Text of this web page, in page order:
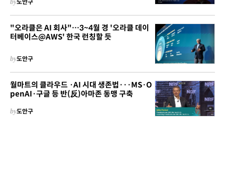
by도안구
"오라클은 AI 회사"…3~4월 경 '오라클 데이
터베이스@AWS' 한국 런칭할 듯
by도안구
월마트의 클라우드 ·AI 시대 생존법···MS·O
penAI·구글 등 반(反)아마존 동맹 구축
by도안구